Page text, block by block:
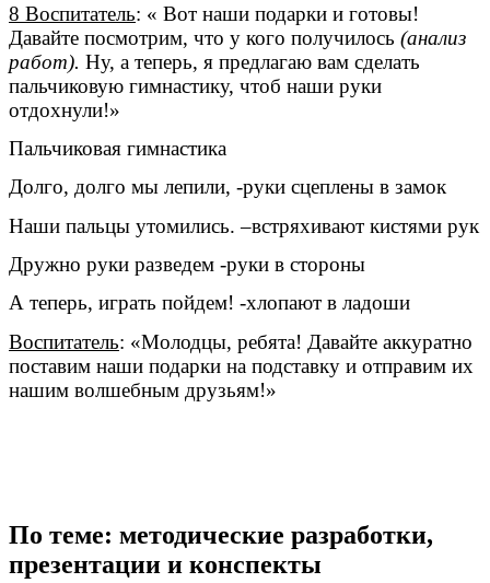
8 Воспитатель: « Вот наши подарки и готовы!
Давайте посмотрим, что у кого получилось (анализ
работ). Ну, а теперь, я предлагаю вам сделать
пальчиковую гимнастику, чтоб наши руки
отдохнули!»
Пальчиковая гимнастика
Долго, долго мы лепили, -руки сцеплены в замок
Наши пальцы утомились. –встряхивают кистями рук
Дружно руки разведем -руки в стороны
А теперь, играть пойдем! -хлопают в ладоши
Воспитатель: «Молодцы, ребята! Давайте аккуратно
поставим наши подарки на подставку и отправим их
нашим волшебным друзьям!»
По теме: методические разработки,
презентации и конспекты